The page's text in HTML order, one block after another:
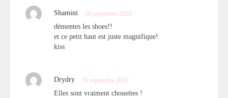
Shamini 16 septembre 2010
démentes les shoes!!
et ce petit haut est juste magnifique!
kiss
Drydry 16 septembre 2010
Elles sont vraiment chouettes !